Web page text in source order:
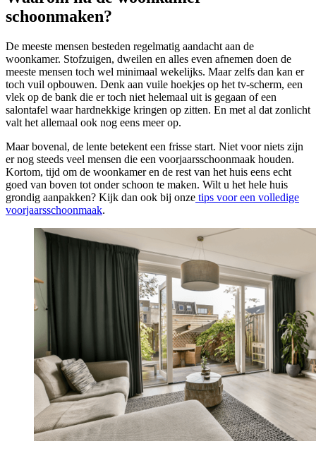
schoonmaken?
De meeste mensen besteden regelmatig aandacht aan de
woonkamer. Stofzuigen, dweilen en alles even afnemen doen de
meeste mensen toch wel minimaal wekelijks. Maar zelfs dan kan er
toch vuil opbouwen. Denk aan vuile hoekjes op het tv-scherm, een
vlek op de bank die er toch niet helemaal uit is gegaan of een
salontafel waar hardnekkige kringen op zitten. En met al dat zonlicht
valt het allemaal ook nog eens meer op.
Maar bovenal, de lente betekent een frisse start. Niet voor niets zijn
er nog steeds veel mensen die een voorjaarsschoonmaak houden.
Kortom, tijd om de woonkamer en de rest van het huis eens echt
goed van boven tot onder schoon te maken. Wilt u het hele huis
grondig aanpakken? Kijk dan ook bij onze tips voor een volledige
voorjaarsschoonmaak.